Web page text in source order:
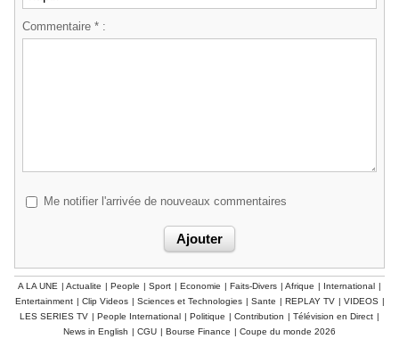
Commentaire * :
Me notifier l'arrivée de nouveaux commentaires
A LA UNE | Actualite | People | Sport | Economie | Faits-Divers | Afrique | International |
Entertainment | Clip Videos | Sciences et Technologies | Sante | REPLAY TV | VIDEOS |
LES SERIES TV | People International | Politique | Contribution | Télévision en Direct |
News in English | CGU | Bourse Finance | Coupe du monde 2026